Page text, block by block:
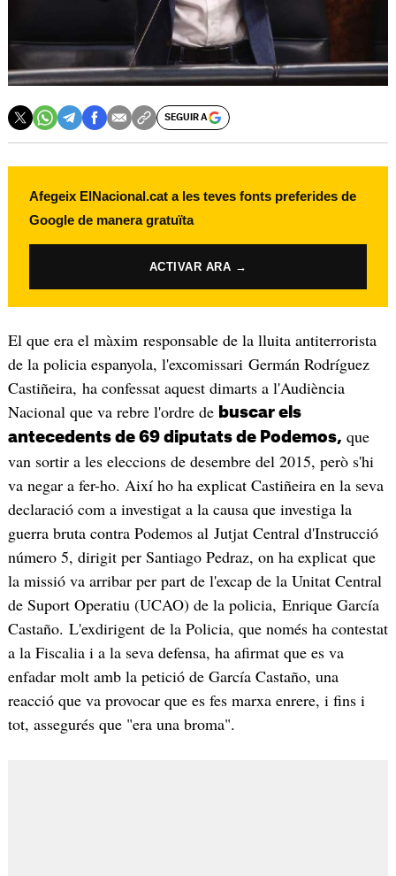
SEGUIR A
Afegeix ElNacional.cat a les teves fonts preferides de
Google de manera gratuïta
ACTIVAR ARA →
El que era el màxim responsable de la lluita antiterrorista
de la policia espanyola, l'excomissari Germán Rodríguez
Castiñeira, ha confessat aquest dimarts a l'Audiència
Nacional que va rebre l'ordre de buscar els
antecedents de 69 diputats de Podemos, que
van sortir a les eleccions de desembre del 2015, però s'hi
va negar a fer-ho. Així ho ha explicat Castiñeira en la seva
declaració com a investigat a la causa que investiga la
guerra bruta contra Podemos al Jutjat Central d'Instrucció
número 5, dirigit per Santiago Pedraz, on ha explicat que
la missió va arribar per part de l'excap de la Unitat Central
de Suport Operatiu (UCAO) de la policia, Enrique García
Castaño. L'exdirigent de la Policia, que només ha contestat
a la Fiscalia i a la seva defensa, ha afirmat que es va
enfadar molt amb la petició de García Castaño, una
reacció que va provocar que es fes marxa enrere, i fins i
tot, assegurés que "era una broma".